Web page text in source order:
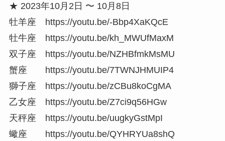
★ 2023年10月2日 〜 10月8日
牡羊座 https://youtu.be/-Bbp4XaKQcE
牡牛座 https://youtu.be/kh_MWUfMaxM
双子座 https://youtu.be/NZHBfmkMsMU
蟹座 https://youtu.be/7TWNJHMUIP4
獅子座 https://youtu.be/zCBu8koCgMA
乙女座 https://youtu.be/Z7ci9q56HGw
天秤座 https://youtu.be/uugkyGstMpI
蠍座 https://youtu.be/QYHRYUa8shQ